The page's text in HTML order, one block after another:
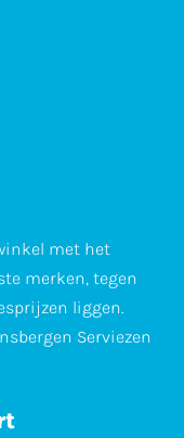
met het
merken, tegen
liggen.
Serviezen